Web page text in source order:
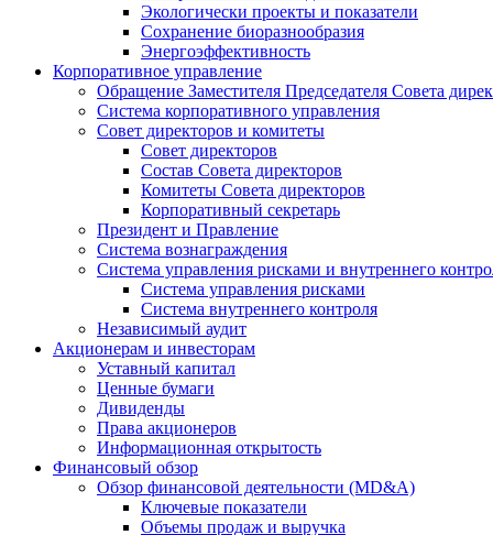
Экологически проекты и показатели
Сохранение биоразнообразия
Энергоэффективность
Корпоративное управление
Обращение Заместителя Председателя Совета
Система корпоративного управления
Совет директоров и комитеты
Совет директоров
Состав Совета директоров
Комитеты Совета директоров
Корпоративный секретарь
Президент и Правление
Система вознаграждения
Система управления рисками и внутреннего
Система управления рисками
Система внутреннего контроля
Независимый аудит
Акционерам и инвесторам
Уставный капитал
Ценные бумаги
Дивиденды
Права акционеров
Информационная открытость
Финансовый обзор
Обзор финансовой деятельности (MD&A)
Ключевые показатели
Объемы продаж и выручка